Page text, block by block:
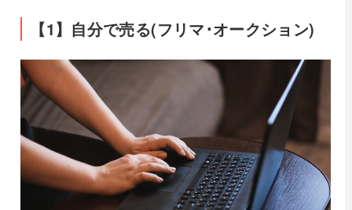
【1】自分で売る(フリマ･オークション)